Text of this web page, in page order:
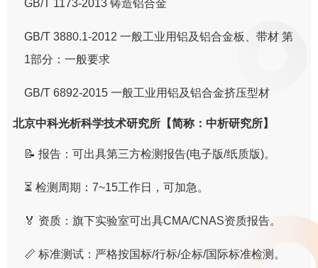
GB/T 1173-2013 铸造铝合金
GB/T 3880.1-2012 一般工业用铝及铝合金板、带材 第
1部分：一般要求
GB/T 6892-2015 一般工业用铝及铝合金挤压型材
北京中科光析科学技术研究所【简称：中析研究所】
📝 报告：可出具第三方检测报告(电子版/纸质版)。
⏳ 检测周期：7~15工作日，可加急。
🏅 资质：旗下实验室可出具CMA/CNAS资质报告。
📏 标准测试：严格按国标/行标/企标/国际标准检测。